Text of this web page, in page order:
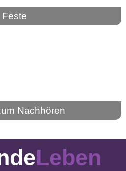
Feste
Nachhören
Leben